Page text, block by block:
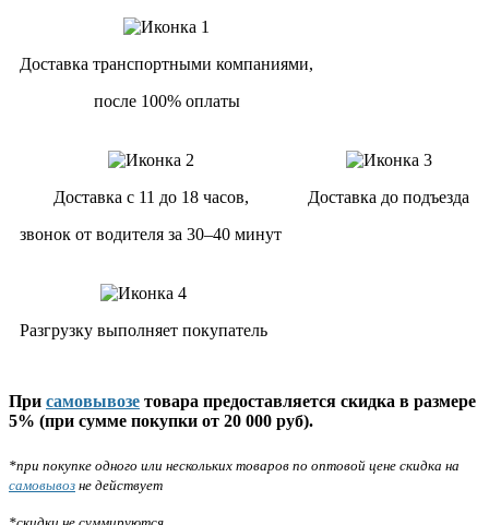
Доставка транспортными компаниями,
после 100% оплаты
Доставка с 11 до 18 часов,
звонок от водителя за 30–40 минут
Доставка до подъезда
Разгрузку выполняет покупатель
При самовывозе товара предоставляется скидка в размере
5% (при сумме покупки от 20 000 руб).
*при покупке одного или нескольких товаров по оптовой цене скидка на
самовывоз не действует